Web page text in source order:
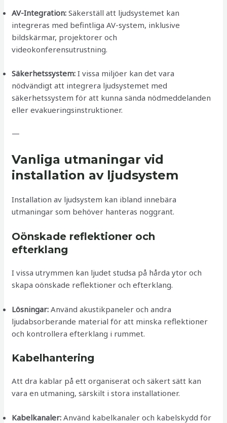
AV-Integration: Säkerställ att ljudsystemet kan
integreras med befintliga AV-system, inklusive
bildskärmar, projektorer och
videokonferensutrustning.
Säkerhetssystem: I vissa miljöer kan det vara
nödvändigt att integrera ljudsystemet med
säkerhetssystem för att kunna sända nödmeddelanden
eller evakueringsinstruktioner.
—
Vanliga utmaningar vid
installation av ljudsystem
Installation av ljudsystem kan ibland innebära
utmaningar som behöver hanteras noggrant.
Oönskade reflektioner och
efterklang
I vissa utrymmen kan ljudet studsa på hårda ytor och
skapa oönskade reflektioner och efterklang.
Lösningar: Använd akustikpaneler och andra
ljudabsorberande material för att minska reflektioner
och kontrollera efterklang i rummet.
Kabelhantering
Att dra kablar på ett organiserat och säkert sätt kan
vara en utmaning, särskilt i stora installationer.
Kabelkanaler: Använd kabelkanaler och kabelskydd för